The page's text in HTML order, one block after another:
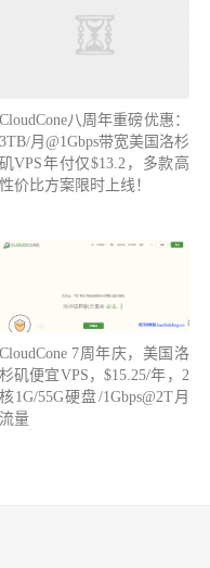
CloudCone八周年重磅优惠：
3TB/月@1Gbps带宽美国洛杉
矶VPS年付仅$13.2，多款高
性价比方案限时上线！
CloudCone 7周年庆，美国洛
杉矶便宜VPS，$15.25/年，2
核1G/55G硬盘/1Gbps@2T月
流量